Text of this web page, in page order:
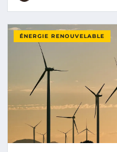
ÉNERGIE RENOUVELABLE